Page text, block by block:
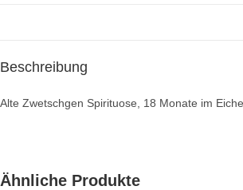
Beschreibung
Alte Zwetschgen Spirituose, 18 Monate im
Ähnliche Produkte